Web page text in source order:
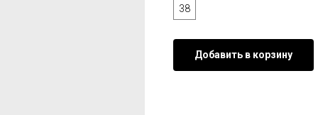
38
Добавить в корзину